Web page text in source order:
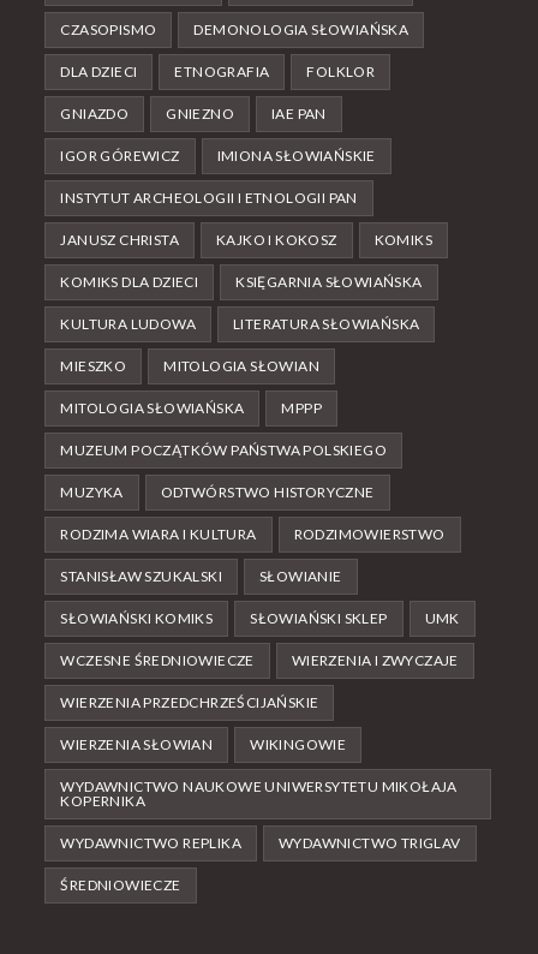
CZASOPISMO DEMONOLOGIA SŁOWIAŃSKA
DLA DZIECI ETNOGRAFIA FOLKLOR
GNIAZDO GNIEZNO IAE PAN
IGOR GÓREWICZ IMIONA SŁOWIAŃSKIE
INSTYTUT ARCHEOLOGII I ETNOLOGII PAN
JANUSZ CHRISTA KAJKO I KOKOSZ KOMIKS
KOMIKS DLA DZIECI KSIĘGARNIA SŁOWIAŃSKA
KULTURA LUDOWA LITERATURA SŁOWIAŃSKA
MIESZKO MITOLOGIA SŁOWIAN
MITOLOGIA SŁOWIAŃSKA MPPP
MUZEUM POCZĄTKÓW PAŃSTWA POLSKIEGO
MUZYKA ODTWÓRSTWO HISTORYCZNE
RODZIMA WIARA I KULTURA RODZIMOWIERSTWO
STANISŁAW SZUKALSKI SŁOWIANIE
SŁOWIAŃSKI KOMIKS SŁOWIAŃSKI SKLEP UMK
WCZESNE ŚREDNIOWIECZE WIERZENIA I ZWYCZAJE
WIERZENIA PRZEDCHRZEŚCIJAŃSKIE
WIERZENIA SŁOWIAN WIKINGOWIE
WYDAWNICTWO NAUKOWE UNIWERSYTETU MIKOŁAJA
KOPERNIKA
WYDAWNICTWO REPLIKA WYDAWNICTWO TRIGLAV
ŚREDNIOWIECZE